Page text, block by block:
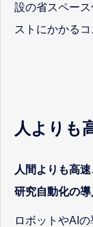
設の省スペー
ストにかかる
人よりも
人間よりも高
研究自動化の導
ロボットやAI